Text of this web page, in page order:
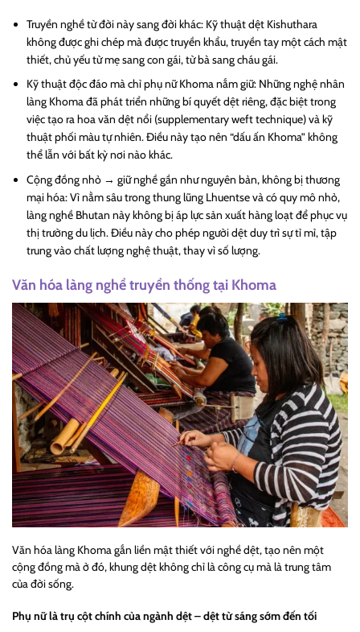
Truyền nghề từ đời này sang đời khác: Kỹ thuật dệt Kishuthara
không được ghi chép mà được truyền khẩu, truyền tay một cách mật
thiết, chủ yếu từ mẹ sang con gái, từ bà sang cháu gái.
Kỹ thuật độc đáo mà chỉ phụ nữ Khoma nắm giữ: Những nghệ nhân
làng Khoma đã phát triển những bí quyết dệt riêng, đặc biệt trong
việc tạo ra hoa văn dệt nổi (supplementary weft technique) và kỹ
thuật phối màu tự nhiên. Điều này tạo nên “dấu ấn Khoma” không
thể lẫn với bất kỳ nơi nào khác.
Cộng đồng nhỏ → giữ nghề gần như nguyên bản, không bị thương
mại hóa: Vì nằm sâu trong thung lũng Lhuentse và có quy mô nhỏ,
làng nghề Bhutan này không bị áp lực sản xuất hàng loạt để phục vụ
thị trường du lịch. Điều này cho phép người dệt duy trì sự tỉ mỉ, tập
trung vào chất lượng nghệ thuật, thay vì số lượng.
Văn hóa làng nghề truyền thống tại Khoma
Văn hóa làng Khoma gắn liền mật thiết với nghề dệt, tạo nên một
cộng đồng mà ở đó, khung dệt không chỉ là công cụ mà là trung tâm
của đời sống.
Phụ nữ là trụ cột chính của ngành dệt – dệt từ sáng sớm đến tối